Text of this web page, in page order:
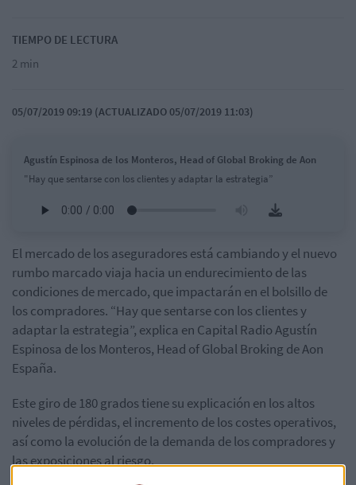
TIEMPO DE LECTURA
2 min
05/07/2019 09:19 (ACTUALIZADO 05/07/2019 11:03)
Agustín Espinosa de los Monteros, Head of Global Broking de Aon
"Hay que sentarse con los clientes y adaptar la estrategia”
El mercado de los aseguradores está cambiando y el nuevo
rumbo marcado viaja hacia un endurecimiento de las
condiciones de mercado, que impactarán en el bolsillo de
los compradores. “Hay que sentarse con los clientes y
adaptar la estrategia”, explica en Capital Radio Agustín
Espinosa de los Monteros, Head of Global Broking de Aon
España.
Este giro de 180 grados tiene su explicación en los altos
niveles de pérdidas, el incremento de los costes operativos,
así como la evolución de la demanda de los compradores y
las exposiciones al riesgo.